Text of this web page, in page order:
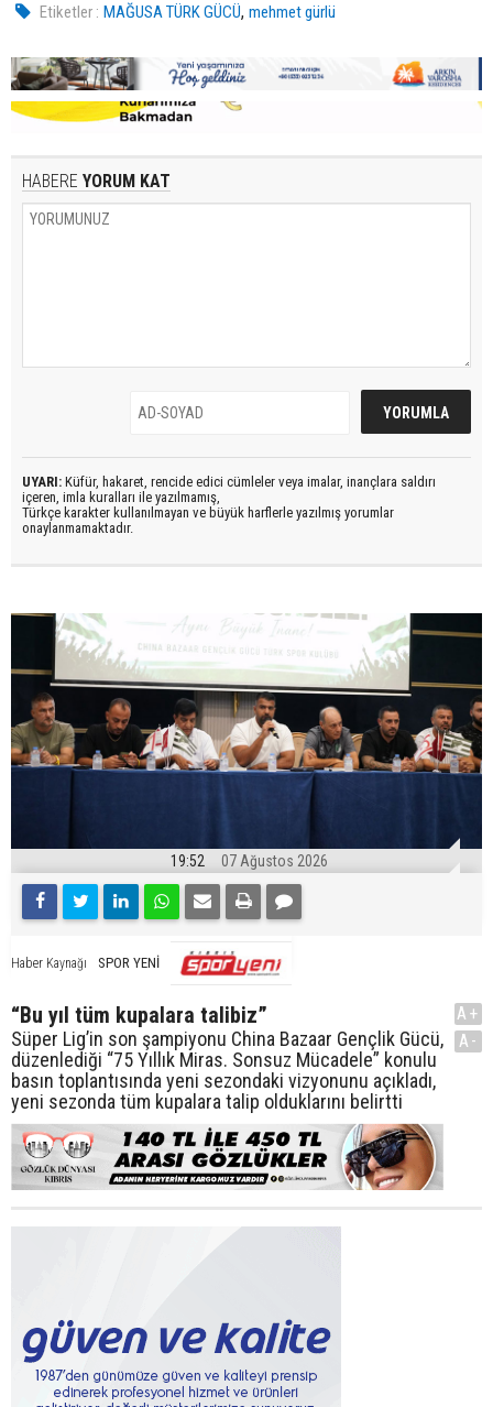
Etiketler : MAĞUSA TÜRK GÜCÜ,mehmet gürlü
HABERE YORUM KAT
UYARI: Küfür, hakaret, rencide edici cümleler veya imalar, inançlara saldırı
içeren, imla kuralları ile yazılmamış,
Türkçe karakter kullanılmayan ve büyük harflerle yazılmış yorumlar
onaylanmamaktadır.
19:52 07 Ağustos 2026
Haber Kaynağı SPOR YENİ
“Bu yıl tüm kupalara talibiz”
Süper Lig’in son şampiyonu China Bazaar Gençlik Gücü,
düzenlediği “75 Yıllık Miras. Sonsuz Mücadele” konulu
basın toplantısında yeni sezondaki vizyonunu açıkladı,
yeni sezonda tüm kupalara talip olduklarını belirtti
A+
A-